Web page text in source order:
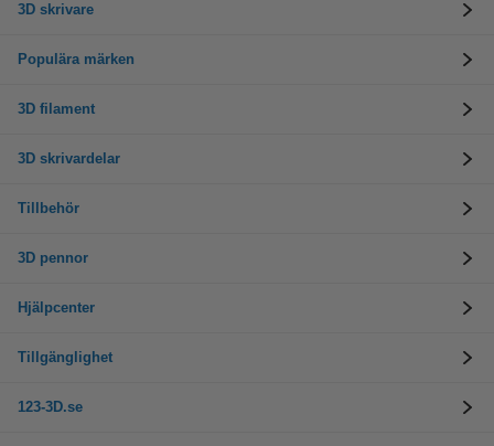
3D skrivare
Populära märken
3D filament
3D skrivardelar
Tillbehör
3D pennor
Hjälpcenter
Tillgänglighet
123-3D.se